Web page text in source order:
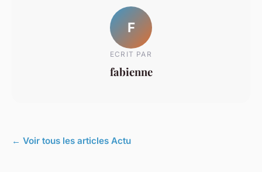
F
ECRIT PAR
fabienne
← Voir tous les articles Actu